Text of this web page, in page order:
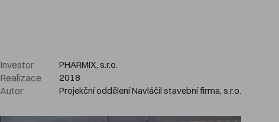
Investor PHARMIX, s.r.o.
Realizace 2018
Autor Projekční oddělení Navláčil stavební firma, s.r.o.